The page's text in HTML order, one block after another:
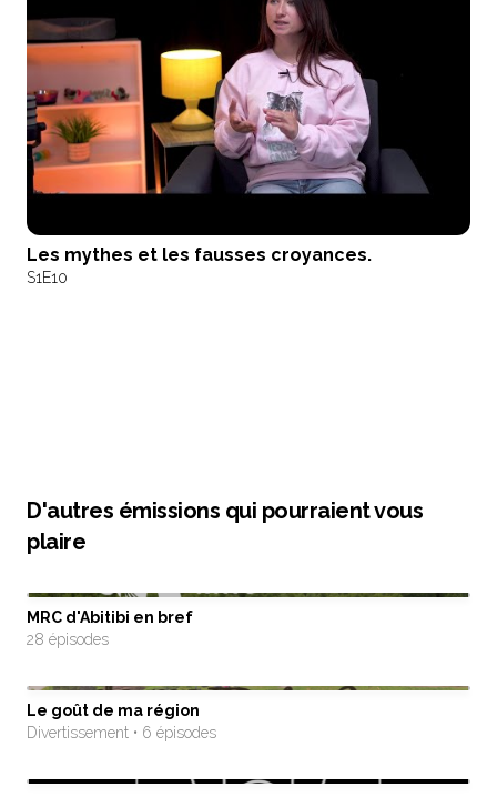
Les mythes et les fausses croyances.
S1E10
D'autres émissions qui pourraient vous
plaire
MRC d'Abitibi en bref
28 épisodes
Le goût de ma région
Divertissement • 6 épisodes